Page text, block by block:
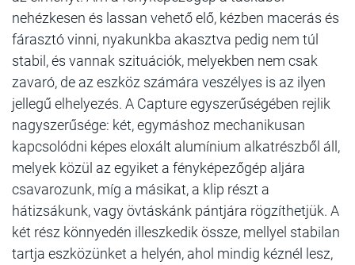
nehézkesen és lassan vehető elő, kézben macerás és
fárasztó vinni, nyakunkba akasztva pedig nem túl
stabil, és vannak szituációk, melyekben nem csak
zavaró, de az eszköz számára veszélyes is az ilyen
jellegű elhelyezés. A Capture egyszerűségében rejlik
nagyszerűsége: két, egymáshoz mechanikusan
kapcsolódni képes eloxált alumínium alkatrészből áll,
melyek közül az egyiket a fényképezőgép aljára
csavarozunk, míg a másikat, a klip részt a
hátizsákunk, vagy övtáskánk pántjára rögzíthetjük. A
két rész könnyedén illeszkedik össze, mellyel stabilan
tartja eszközünket a helyén, ahol mindig kéznél lesz,